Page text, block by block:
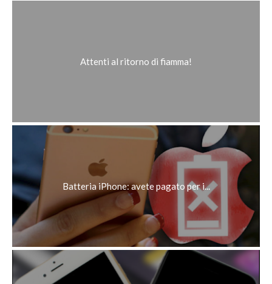
Attenti al ritorno di fiamma!
Batteria iPhone: avete pagato per i...